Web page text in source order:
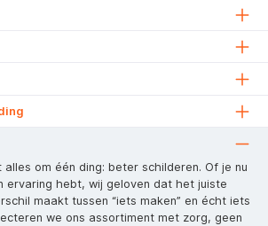
alles om één ding: beter schilderen. Of je nu
ervaring hebt, wij geloven dat het juiste
maakt tussen “iets maken” en écht iets
we ons assortiment met zorg, geen